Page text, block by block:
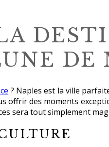
DE
? Naples est la ville
offrir des moments
sera tout simplement